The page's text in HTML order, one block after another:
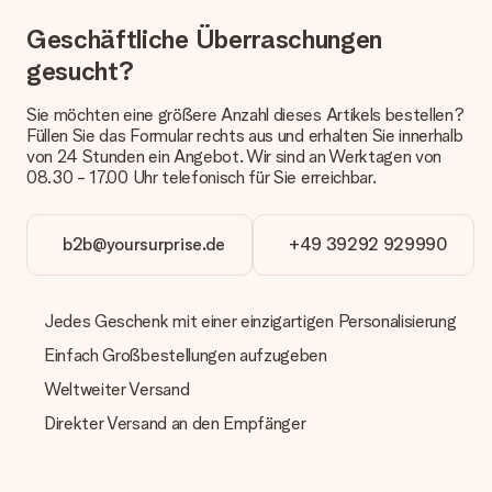
Kann ich ein Lieferdatum wählen?
Bedauerlicherweise ist es momentan (noch) nicht möglich, das
Geschenk zu einem Wunschtermin liefern zu lassen.
Wie lange dauert die Lieferzeit und wann werde ich mein
Geschenk erhalten?
Die aktuelle Lieferzeit steht jeweils auf der Produktseite bei
eine fristgerechte Lieferung durch unsere Lieferdienste
erfolgt.
Welche Lieferoptionen stehen zur Verfügung?
anbieten. Das Geschenk, das bestellt wird, wird als Paket oder
oder Päckchen geliefert wird, kontaktiere bitte unseren
Kundenservice.
Zahlung
Geschäftliche Überraschungen
gesucht?
Sie möchten eine größere Anzahl dieses Artikels bestellen?
Füllen Sie das Formular rechts aus und erhalten Sie innerhalb
von 24 Stunden ein Angebot. Wir sind an Werktagen von
08.30 - 17.00 Uhr telefonisch für Sie erreichbar.
b2b@yoursurprise.de +49 39292 929990
Jedes Geschenk mit einer einzigartigen Personalisierung
Einfach Großbestellungen aufzugeben
Weltweiter Versand
Direkter Versand an den Empfänger